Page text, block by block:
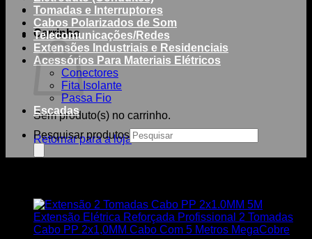
Carrinho
Sem produto(s) no carrinho.
Retornar para a loja
Tomadas e Interruptores
Cabos Polarizados de Som
Telecomunicações/Redes
Extensões Industriais e Residenciais
Acessórios Para Materiais Elétricos
Conectores
Fita Isolante
Passa Fio
Escadas
Pesquisar produtos
Extensão Elétrica Reforçada Profissional 2 Tomadas
Cabo PP 2x1,0MM Cabo Com 5 Metros MegaCobre